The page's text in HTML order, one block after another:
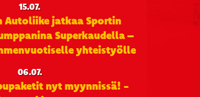
15.07.
Autoliike jatkaa Sportin
Superkaudella –
yhteistyölle
06.07.
nyt myynnissä! -